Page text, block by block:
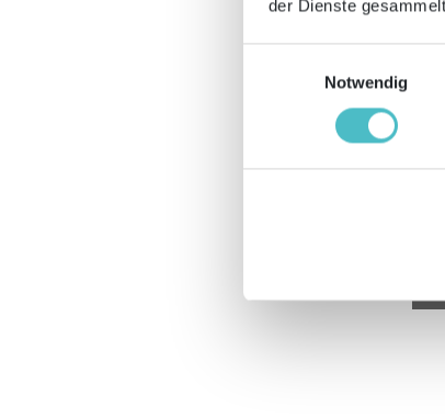
der Dienste
Notwendig